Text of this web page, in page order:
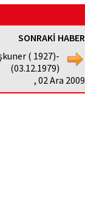
SONRAKİ HABER
( 1927)-
(03.12.1979)
, 02 Ara 2009